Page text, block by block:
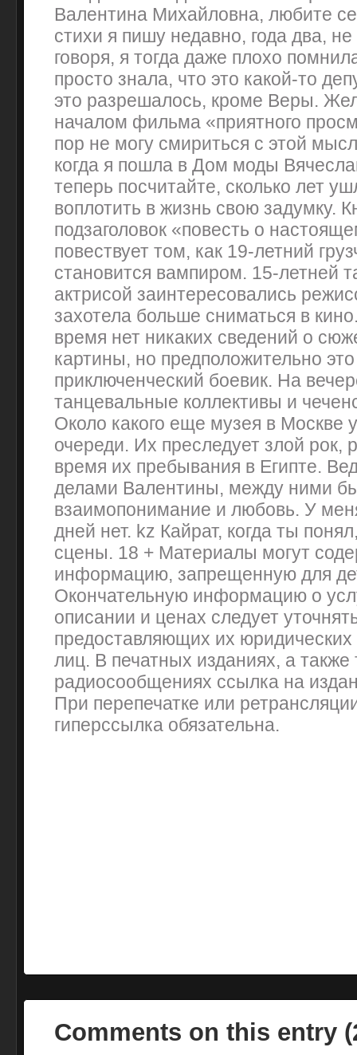
Валентина Михайловна, любите
стихи я пишу недавно, года два,
говоря, я тогда даже плохо
просто знала, что это какой-то
это разрешалось, кроме Веры.
началом фильма «приятного
пор не могу смириться с этой
когда я пошла в Дом моды
теперь посчитайте, сколько лет
воплотить в жизнь свою задумку.
подзаголовок «повесть о
повествует том, как 19-летний
становится вампиром. 15-летней
актрисой заинтересовались
захотела больше сниматься в
время нет никаких сведений о
картины, но предположительно это
приключенческий боевик. На
танцевальные коллективы и
Около какого еще музея в Москве
очереди. Их преследует злой рок,
время их пребывания в Египте.
делами Валентины, между ними
взаимопонимание и любовь. У
дней нет. kz Кайрат, когда ты
сцены. 18 + Материалы могут
информацию, запрещенную для
Окончательную информацию о
описании и ценах следует
предоставляющих их
лиц. В печатных изданиях, а также
радиосообщениях ссылка на
При перепечатке или
гиперссылка обязательна.
Comments on this entry